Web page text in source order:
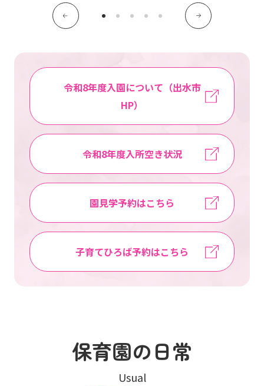
よくあるご質問
保育園に関するお問い合わせ
サイトのご利用について
サイトマップ ニチイ学館オフィシャルサイト
令和8年度入園について（出水市
HP）
令和8年度入所空き状況
園見学予約はこちら
子育てひろば予約はこちら
保育園の日常
Usual